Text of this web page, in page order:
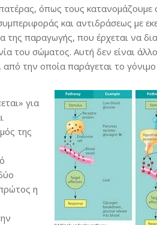
όπως τους κατανομάζουμε
και αντιδράσεως με
της παραγωγής, που έρχεται να
του σώματος. Αυτή δεν είναι
την οποία παράγεται το
για
της
η